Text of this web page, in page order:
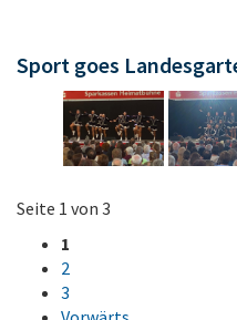
Sport goes
Seite 1 von 3
1
2
3